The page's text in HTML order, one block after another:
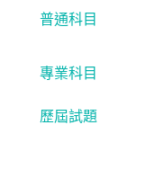
普通科目
專業科目
歷屆試題